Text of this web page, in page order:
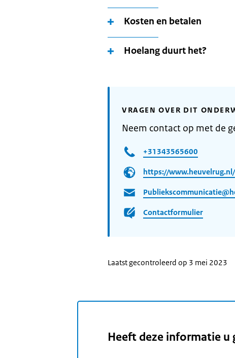
Kosten en betalen
Hoelang duurt het?
VRAGEN OVER DIT
Neem contact op met de
+31343565600
https://www.heuvelrug.nl/
Contactformulier
Laatst gecontroleerd op 3 mei 2023
Heeft deze informatie u